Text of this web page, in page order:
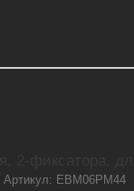
Артикул: EBM06PM44